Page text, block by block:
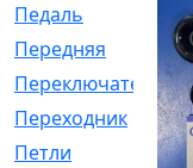
Педаль
Передняя
Переключатель
Переходник
Петли